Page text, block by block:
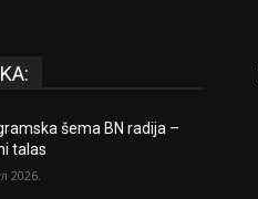
šema BN radija –
talas
2026.